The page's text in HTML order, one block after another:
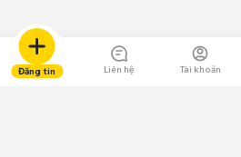
Đăng tin Liên hệ Tài khoản